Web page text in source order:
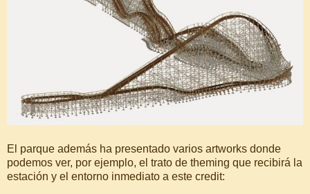
El parque además ha presentado varios artworks donde
podemos ver, por ejemplo, el trato de theming que recibirá la
estación y el entorno inmediato a este credit: